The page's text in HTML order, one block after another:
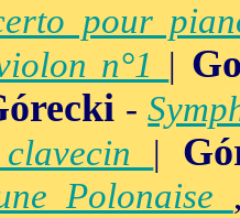
pour
n°1 |
-
|
Polonaise